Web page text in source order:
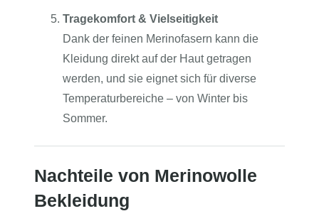
Tragekomfort & Vielseitigkeit
Dank der feinen Merinofasern kann die
Kleidung direkt auf der Haut getragen
werden, und sie eignet sich für diverse
Temperaturbereiche – von Winter bis
Sommer.
Nachteile von Merinowolle
Bekleidung